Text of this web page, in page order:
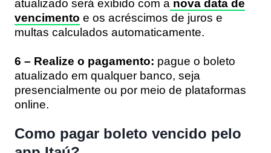
atualizado será exibido com a nova data de
vencimento e os acréscimos de juros e
multas calculados automaticamente.
6 – Realize o pagamento: pague o boleto
atualizado em qualquer banco, seja
presencialmente ou por meio de plataformas
online.
Como pagar boleto vencido pelo